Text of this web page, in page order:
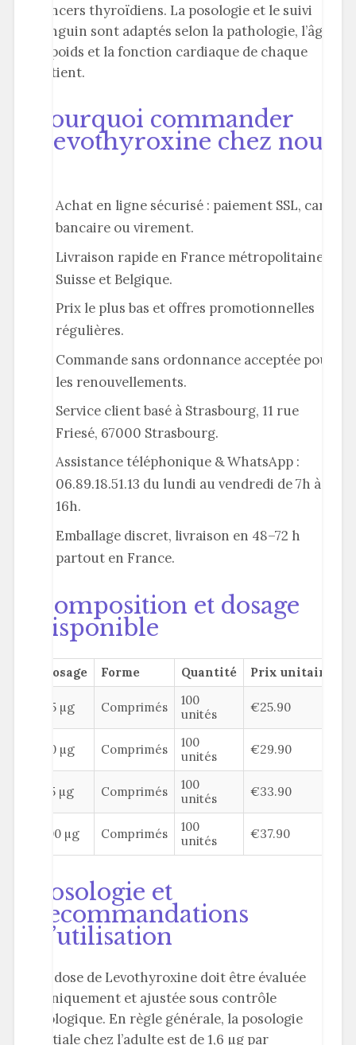
cancers thyroïdiens. La posologie et le suivi
sanguin sont adaptés selon la pathologie, l’âge,
le poids et la fonction cardiaque de chaque
patient.
Pourquoi commander
Levothyroxine chez nous
Achat en ligne sécurisé : paiement SSL, carte
bancaire ou virement.
Livraison rapide en France métropolitaine,
Suisse et Belgique.
Prix le plus bas et offres promotionnelles
régulières.
Commande sans ordonnance acceptée pour
les renouvellements.
Service client basé à Strasbourg, 11 rue
Friesé, 67000 Strasbourg.
Assistance téléphonique & WhatsApp :
06.89.18.51.13 du lundi au vendredi de 7h à
16h.
Emballage discret, livraison en 48–72 h
partout en France.
Composition et dosage
disponible
Dosage Forme Quantité Prix unitaire
25 µg Comprimés
100
unités
€25.90
50 µg Comprimés
100
unités
€29.90
75 µg Comprimés
100
unités
€33.90
100 µg Comprimés
100
unités
€37.90
Posologie et
recommandations
d’utilisation
La dose de Levothyroxine doit être évaluée
cliniquement et ajustée sous contrôle
biologique. En règle générale, la posologie
initiale chez l’adulte est de 1,6 µg par